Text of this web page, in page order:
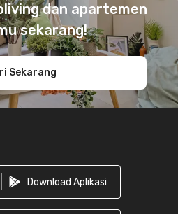
dan apartemen
sekarang!
Sekarang
Download Aplikasi